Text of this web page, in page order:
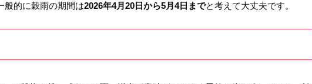
般的に穀雨の期間は2026年4月20日から5月4日までと考えて大丈夫です。